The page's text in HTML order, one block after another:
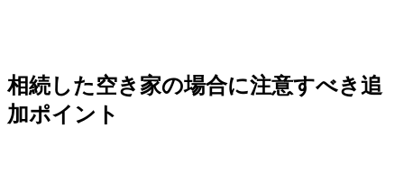
相続した空き家の場合に注意すべき追
加ポイント